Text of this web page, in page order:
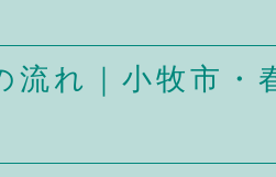
れ｜小牧市・